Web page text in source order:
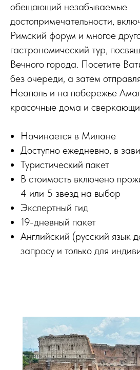
обещающий незабываемые
достопримечательности,
Римский форум и многое
гастрономический тур,
Вечного города. Посетите
без очереди, а затем
Неаполь и на побережье
красочные дома и
Начинается в Милане
Доступно ежедневно, в
Туристический пакет
В стоимость включено
4 или 5 звезд на выбор
Экспертный гид
19-дневный пакет
Английский (русский язык
запросу и только для